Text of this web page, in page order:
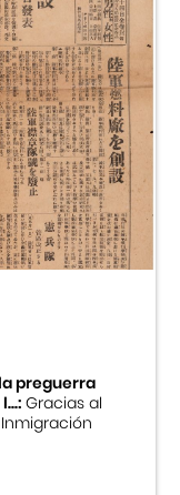
preguerra
Gracias al